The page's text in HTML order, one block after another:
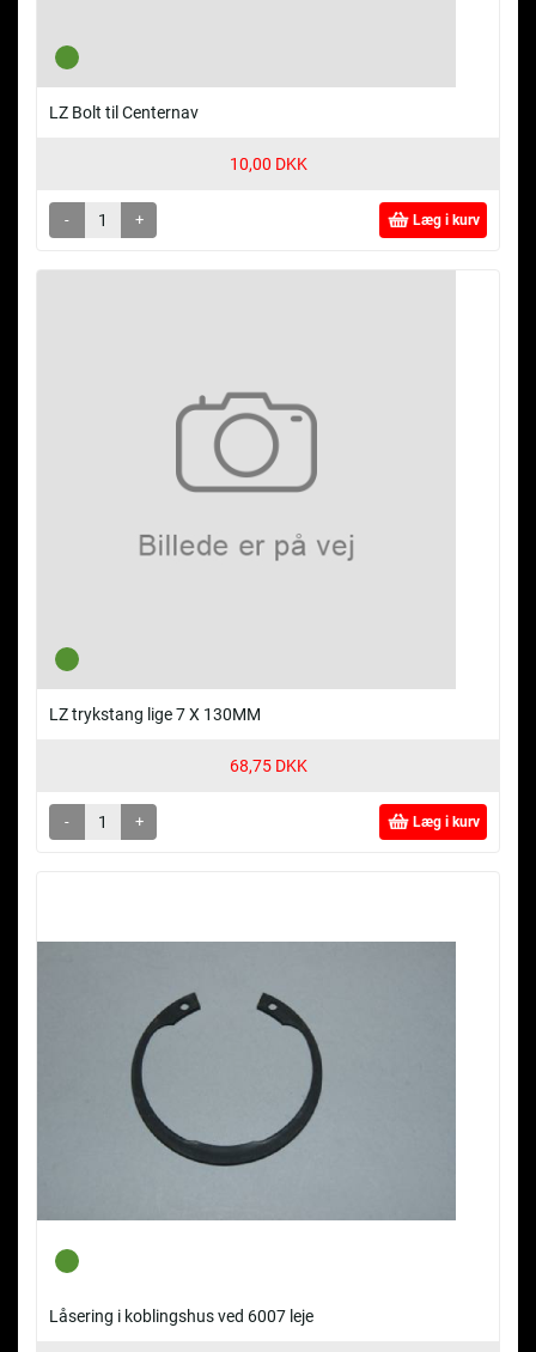
LZ Bolt til Centernav
10,00 DKK
- + Læg i kurv
LZ trykstang lige 7 X 130MM
68,75 DKK
- + Læg i kurv
Låsering i koblingshus ved 6007 leje